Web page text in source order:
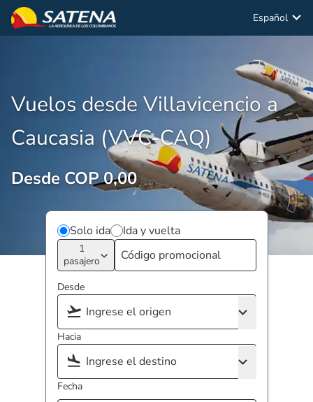
Español
Vuelos desde Villavicencio a
Caucasia (VVC-CAQ)
Desde COP 0,00
Solo ida Ida y vuelta
1
pasajero
Desde
Hacia
Fecha